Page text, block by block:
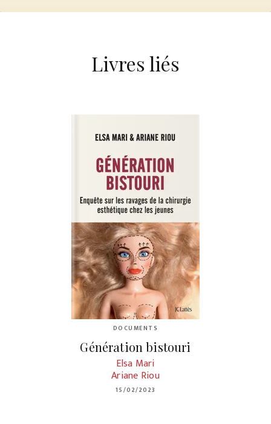
Livres liés
DOCUMENTS
Génération bistouri
Elsa Mari
Ariane Riou
15/02/2023